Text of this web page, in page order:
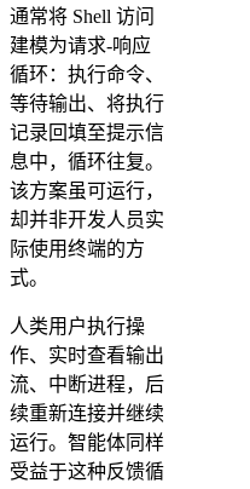
通常将 Shell 访问
建模为请求-响应
循环：执行命令、
等待输出、将执行
记录回填至提示信
息中，循环往复。
该方案虽可运行，
却并非开发人员实
际使用终端的方
式。
人类用户执行操
作、实时查看输出
流、中断进程，后
续重新连接并继续
运行。智能体同样
受益于这种反馈循